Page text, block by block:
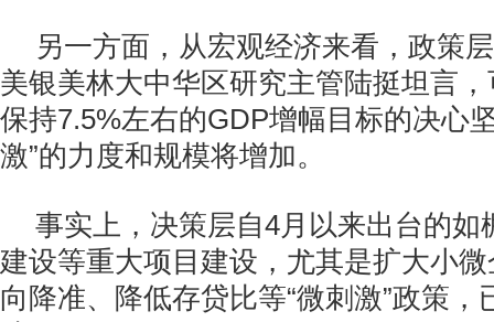
另一方面，从宏观经济来看，政策
美银美林大中华区研究主管陆挺坦言
保持7.5%左右的GDP增幅目标的决心
激”的力度和规模将增加。
事实上，决策层自4月以来出台的如
建设等重大项目建设，尤其是扩大小
向降准、降低存贷比等“微刺激”政策，